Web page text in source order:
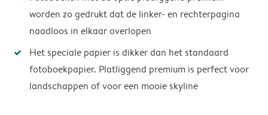
worden zo gedrukt dat de linker- en rechterpagina
naadloos in elkaar overlopen
Het speciale papier is dikker dan het standaard
fotoboekpapier. Platliggend premium is perfect voor
landschappen of voor een mooie skyline